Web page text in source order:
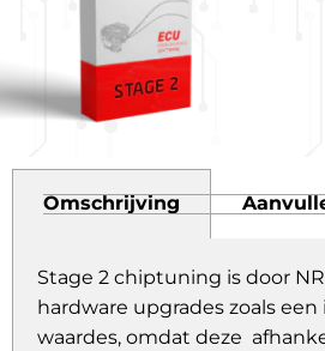
Omschrijving
Stage 2 chiptuning is door
hardware upgrades zoals
waardes, omdat deze